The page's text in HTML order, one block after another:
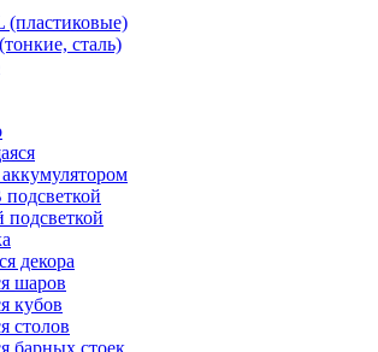
сталь)
подсветкой
декора
шаров
кубов
столов
барных стоек